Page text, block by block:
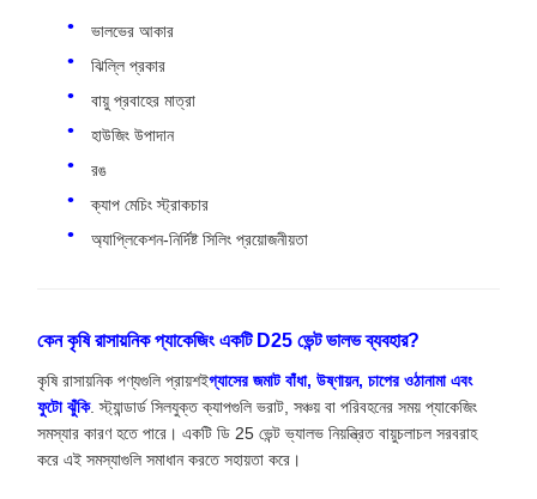
ভালভের আকার
ঝিল্লি প্রকার
বায়ু প্রবাহের মাত্রা
হাউজিং উপাদান
রঙ
ক্যাপ মেচিং স্ট্রাকচার
অ্যাপ্লিকেশন-নির্দিষ্ট সিলিং প্রয়োজনীয়তা
কেন কৃষি রাসায়নিক প্যাকেজিং একটি D25 ভেন্ট ভালভ ব্যবহার?
কৃষি রাসায়নিক পণ্যগুলি প্রায়শইগ্যাসের জমাট বাঁধা, উষ্ণায়ন, চাপের ওঠানামা এবং
ফুটো ঝুঁকি. স্ট্যান্ডার্ড সিলযুক্ত ক্যাপগুলি ভরাট, সঞ্চয় বা পরিবহনের সময় প্যাকেজিং
সমস্যার কারণ হতে পারে। একটি ডি 25 ভেন্ট ভ্যালভ নিয়ন্ত্রিত বায়ুচলাচল সরবরাহ
করে এই সমস্যাগুলি সমাধান করতে সহায়তা করে।